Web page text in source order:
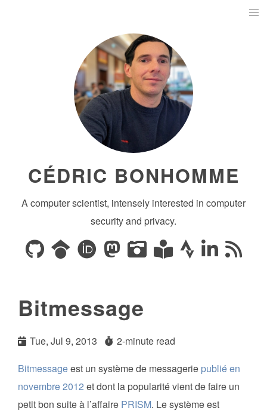
CÉDRIC BONHOMME
A computer scientist, intensely interested in computer
security and privacy.
Bitmessage
Tue, Jul 9, 2013
2-minute read
Bitmessageest un système de messagerie publié en
novembre 2012 et dont la popularité vient de faire un
petit bon suite à l’affaire PRISM. Le système est